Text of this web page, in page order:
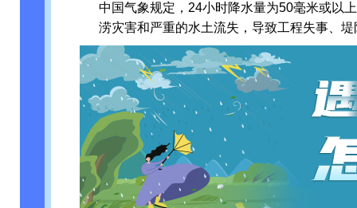
中国气象规定，24小时降水量为50毫米或以
涝灾害和严重的水土流失，导致工程失事、